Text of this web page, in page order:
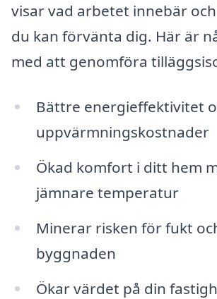
visar vad arbetet innebär
du kan förvänta dig. Här är
med att genomföra
Bättre energieffektivitet
uppvärmningskostnader
Ökad komfort i ditt hem
jämnare temperatur
Minerar risken för fukt
byggnaden
Ökar värdet på din